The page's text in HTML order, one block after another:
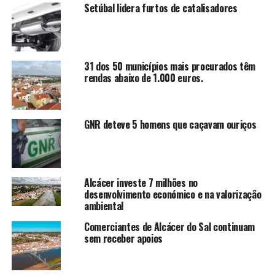
Setúbal lidera furtos de catalisadores
31 dos 50 municípios mais procurados têm
rendas abaixo de 1.000 euros.
GNR deteve 5 homens que caçavam ouriços
Alcácer investe 7 milhões no
desenvolvimento económico e na valorização
ambiental
Comerciantes de Alcácer do Sal continuam
sem receber apoios